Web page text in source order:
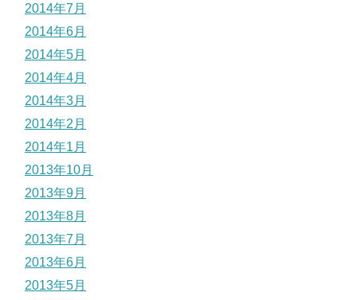
2014年7月
2014年6月
2014年5月
2014年4月
2014年3月
2014年2月
2014年1月
2013年10月
2013年9月
2013年8月
2013年7月
2013年6月
2013年5月